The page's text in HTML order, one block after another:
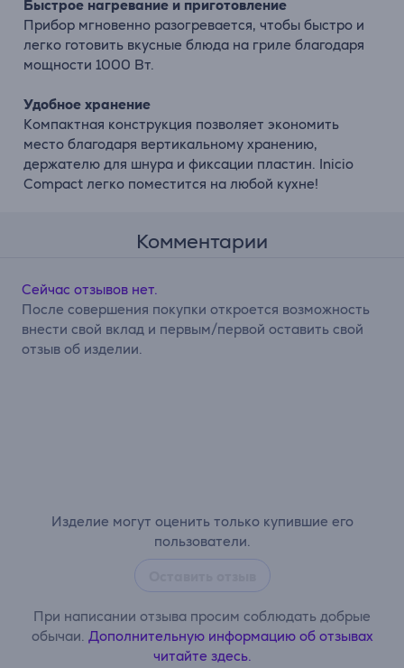
Быстрое нагревание и приготовление
Прибор мгновенно разогревается, чтобы быстро и
легко готовить вкусные блюда на гриле благодаря
мощности 1000 Вт.
Удобное хранение
Компактная конструкция позволяет экономить
место благодаря вертикальному хранению,
держателю для шнура и фиксации пластин. Inicio
Compact легко поместится на любой кухне!
Комментарии
Изделие могут оценить только купившие его
пользователи.
При написании отзыва просим соблюдать добрые
обычаи. Дополнительную информацию об отзывах
читайте здесь.
Сейчас отзывов нет.
После совершения покупки откроется возможность
внести свой вклад и первым/первой оставить свой
отзыв об изделии.